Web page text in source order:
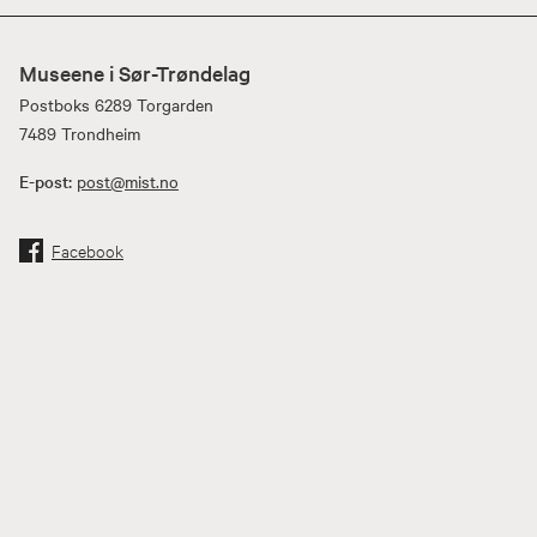
Museene i Sør-Trøndelag
Postboks 6289 Torgarden
7489 Trondheim
E-post: post@mist.no
Facebook